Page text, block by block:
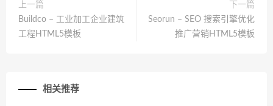
上一篇
Buildco – 工业加工企业建筑
工程HTML5模板
下一篇
Seorun – SEO 搜索引擎优化
推广营销HTML5模板
相关推荐